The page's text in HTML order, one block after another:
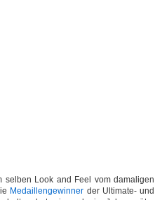
selben Look and Feel vom damaligen
Medaillengewinner der Ultimate- und